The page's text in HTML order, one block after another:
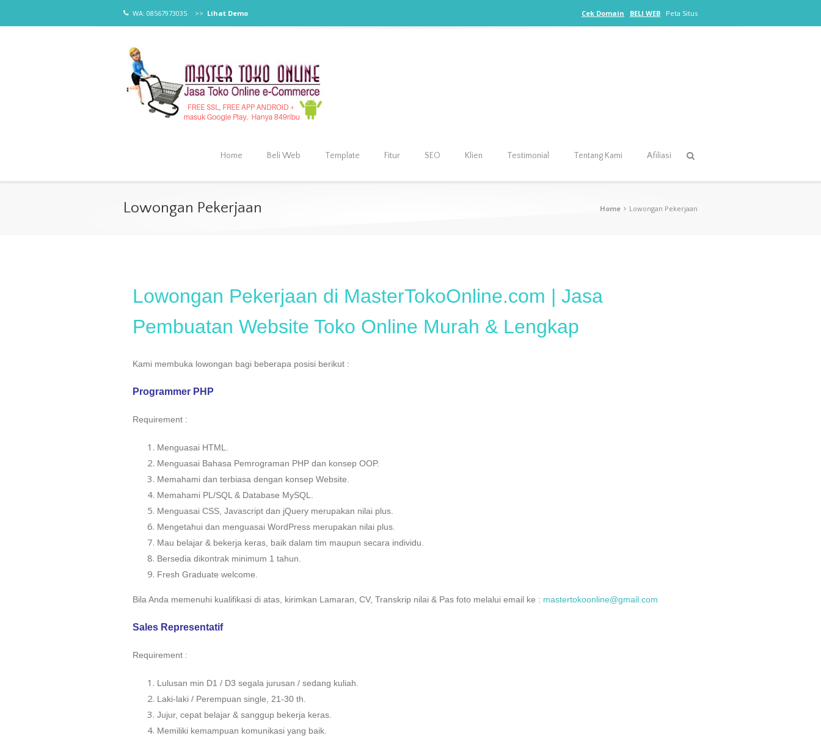
WA: 08567973035 >> Lihat Demo Cek Domain BELI WEB Peta Situs
Home Beli Web Template Fitur SEO Klien Testimonial Tentang Kami Afiliasi
Lowongan Pekerjaan Home Lowongan Pekerjaan
Lowongan Pekerjaan di MasterTokoOnline.com | Jasa
Pembuatan Website Toko Online Murah & Lengkap
Kami membuka lowongan bagi beberapa posisi berikut :
Programmer PHP
Requirement :
Menguasai HTML.
Menguasai Bahasa Pemrograman PHP dan konsep OOP.
Memahami dan terbiasa dengan konsep Website.
Memahami PL/SQL & Database MySQL.
Menguasai CSS, Javascript dan jQuery merupakan nilai plus.
Mengetahui dan menguasai WordPress merupakan nilai plus.
Mau belajar & bekerja keras, baik dalam tim maupun secara individu.
Bersedia dikontrak minimum 1 tahun.
Fresh Graduate welcome.
Bila Anda memenuhi kualifikasi di atas, kirimkan Lamaran, CV, Transkrip nilai & Pas foto melalui email ke : mastertokoonline@gmail.com
Sales Representatif
Requirement :
Lulusan min D1 / D3 segala jurusan / sedang kuliah.
Laki-laki / Perempuan single, 21-30 th.
Jujur, cepat belajar & sanggup bekerja keras.
Memiliki kemampuan komunikasi yang baik.